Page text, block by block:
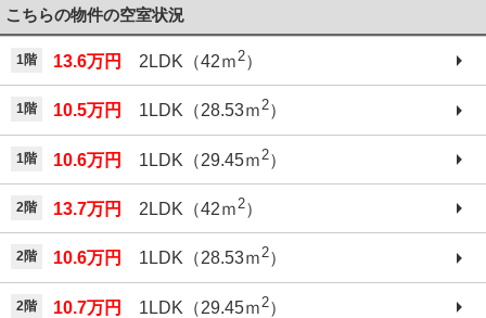
こちらの物件の空室状況
1階 13.6万円 2LDK（42ｍ2）
1階 10.5万円 1LDK（28.53ｍ2）
1階 10.6万円 1LDK（29.45ｍ 2）
2階 13.7万円 2LDK（42ｍ 2）
2階 10.6万円 1LDK（28.53ｍ2）
2階 10.7万円 1LDK（29.45ｍ 2）